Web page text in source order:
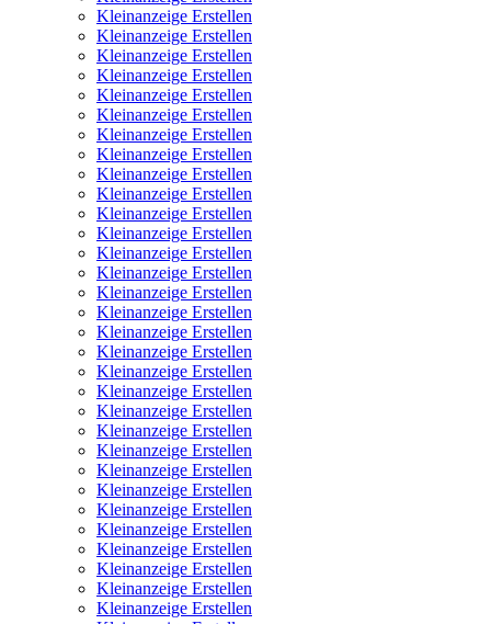
Kleinanzeige Erstellen
Kleinanzeige Erstellen
Kleinanzeige Erstellen
Kleinanzeige Erstellen
Kleinanzeige Erstellen
Kleinanzeige Erstellen
Kleinanzeige Erstellen
Kleinanzeige Erstellen
Kleinanzeige Erstellen
Kleinanzeige Erstellen
Kleinanzeige Erstellen
Kleinanzeige Erstellen
Kleinanzeige Erstellen
Kleinanzeige Erstellen
Kleinanzeige Erstellen
Kleinanzeige Erstellen
Kleinanzeige Erstellen
Kleinanzeige Erstellen
Kleinanzeige Erstellen
Kleinanzeige Erstellen
Kleinanzeige Erstellen
Kleinanzeige Erstellen
Kleinanzeige Erstellen
Kleinanzeige Erstellen
Kleinanzeige Erstellen
Kleinanzeige Erstellen
Kleinanzeige Erstellen
Kleinanzeige Erstellen
Kleinanzeige Erstellen
Kleinanzeige Erstellen
Kleinanzeige Erstellen